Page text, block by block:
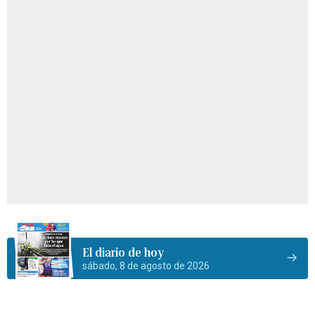
El diario de hoy
sábado, 8 de agosto de 2026